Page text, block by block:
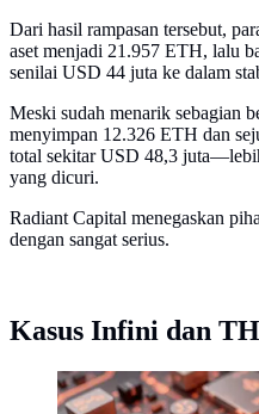
Dari hasil rampasan tersebut,
aset menjadi 21.957 ETH, lalu
senilai USD 44 juta ke dalam
Meski sudah menarik sebagian
menyimpan 12.326 ETH dan
total sekitar USD 48,3
yang dicuri.
Radiant Capital menegaskan
dengan sangat serius.
Kasus Infini dan
Aset digital kripto